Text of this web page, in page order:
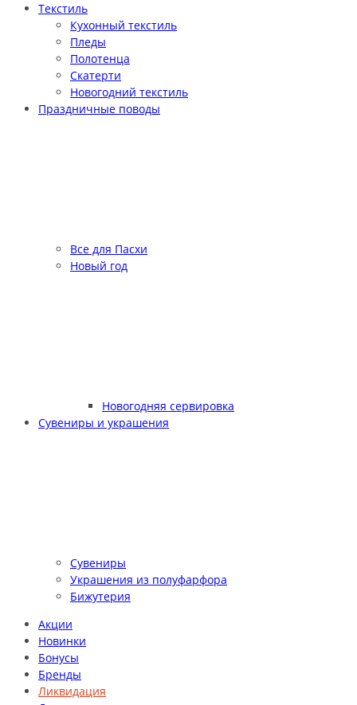
Текстиль
Кухонный текстиль
Пледы
Полотенца
Скатерти
Новогодний текстиль
Праздничные поводы
Все для Пасхи
Новый год
Новогодняя сервировка
Сувениры и украшения
Сувениры
Украшения из полуфарфора
Бижутерия
Акции
Новинки
Бонусы
Бренды
Ликвидация